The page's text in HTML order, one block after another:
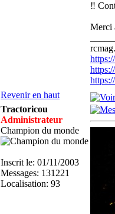
‼️
Merci
Revenir en haut
Tractoricou
Administrateur
Champion du monde
Inscrit le: 01/11/2003
Messages: 131221
Localisation: 93